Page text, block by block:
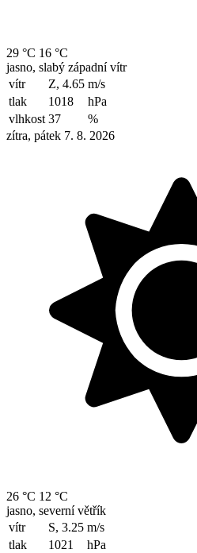
29 °C 16 °C
jasno, slabý západní vítr
vítr
Z, 4.65 m/s
tlak
1018
hPa
vlhkost 37
%
zítra, pátek 7. 8. 2026
26 °C 12 °C
jasno, severní větřík
vítr
S, 3.25 m/s
tlak
1021
hPa